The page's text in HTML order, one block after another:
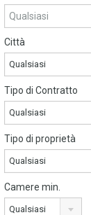
Città
Qualsiasi
Tipo di Contratto
Qualsiasi
Tipo di proprietà
Qualsiasi
Camere min.
Qualsiasi